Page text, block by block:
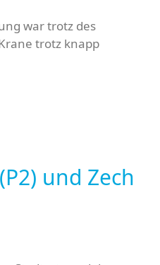
war trotz des
trotz knapp
und Zech